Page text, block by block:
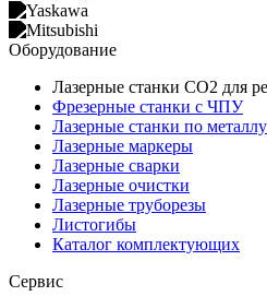
Оборудование
Лазерные станки CO2 для
Фрезерные станки с ЧПУ
Лазерные станки по металлу
Лазерные маркеры
Лазерные сварки
Лазерные очистки
Лазерные труборезы
Листогибы
Каталог комплектующих
Сервис